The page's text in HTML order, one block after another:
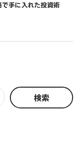
手に入れた投資術
検索